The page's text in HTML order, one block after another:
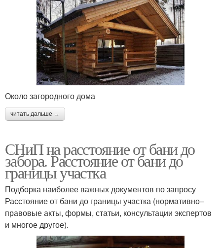
Около загородного дома
читать дальше →
СНиП на расстояние от бани до
забора. Расстояние от бани до
границы участка
Подборка наиболее важных документов по запросу
Расстояние от бани до границы участка (нормативно–
правовые акты, формы, статьи, консультации экспертов
и многое другое).